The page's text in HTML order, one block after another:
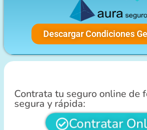
Descargar Condiciones
Contrata tu seguro online de
segura y rápida:
Contratar